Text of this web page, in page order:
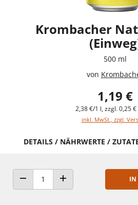
Krombacher
500 ml
von
1,19 €
2,38 €/1 l, zzgl. 0,25
inkl. MwSt., zzgl.
DETAILS / NÄHRWERTE /
ANZAHL VERRINGERNANZAHL ERHÖHEN
IN